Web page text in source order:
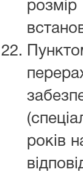
років